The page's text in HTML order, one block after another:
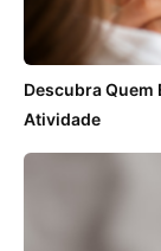
Descubra Quem
Atividade